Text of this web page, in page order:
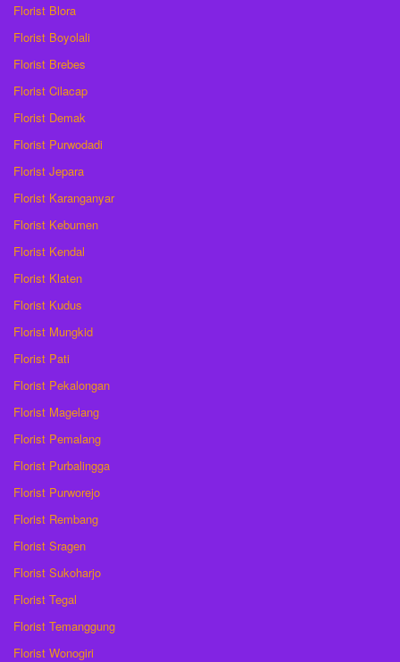
Florist Blora
Florist Boyolali
Florist Brebes
Florist Cilacap
Florist Demak
Florist Purwodadi
Florist Jepara
Florist Karanganyar
Florist Kebumen
Florist Kendal
Florist Klaten
Florist Kudus
Florist Mungkid
Florist Pati
Florist Pekalongan
Florist Magelang
Florist Pemalang
Florist Purbalingga
Florist Purworejo
Florist Rembang
Florist Sragen
Florist Sukoharjo
Florist Tegal
Florist Temanggung
Florist Wonogiri